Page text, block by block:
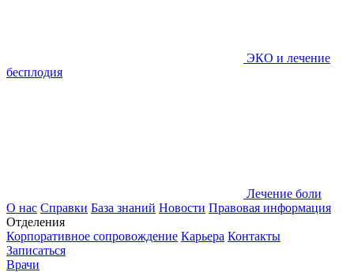
ЭКО и лечение
бесплодия
Лечение боли
О нас Справки База знаний Новости Правовая информация
Отделения
Корпоративное сопровождение Карьера Контакты
Записаться
Врачи